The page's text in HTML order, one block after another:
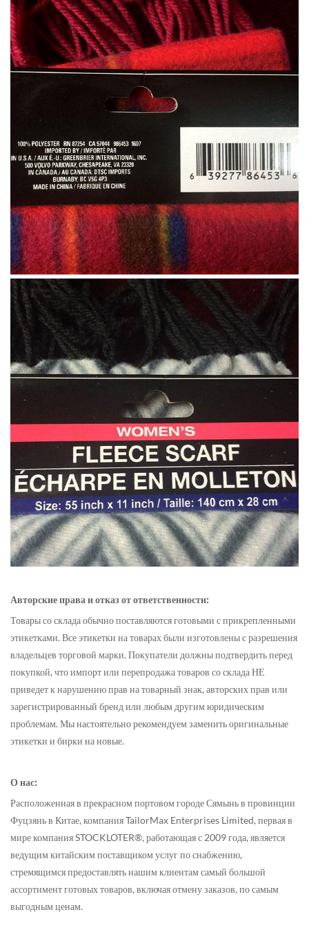
Авторские права и отказ от ответственности:
Товары со склада обычно поставляются готовыми с прикрепленными
этикетками. Все этикетки на товарах были изготовлены с разрешения
владельцев торговой марки. Покупатели должны подтвердить перед
покупкой, что импорт или перепродажа товаров со склада НЕ
приведет к нарушению прав на товарный знак, авторских прав или
зарегистрированный бренд или любым другим юридическим
проблемам. Мы настоятельно рекомендуем заменить оригинальные
этикетки и бирки на новые.
О нас:
Расположенная в прекрасном портовом городе Сямынь в провинции
Фуцзянь в Китае, компания TailorMax Enterprises Limited, первая в
мире компания STOCKLOTER®, работающая с 2009 года, является
ведущим китайским поставщиком услуг по снабжению,
стремящимся предоставлять нашим клиентам самый большой
ассортимент готовых товаров, включая отмену заказов, по самым
выгодным ценам.